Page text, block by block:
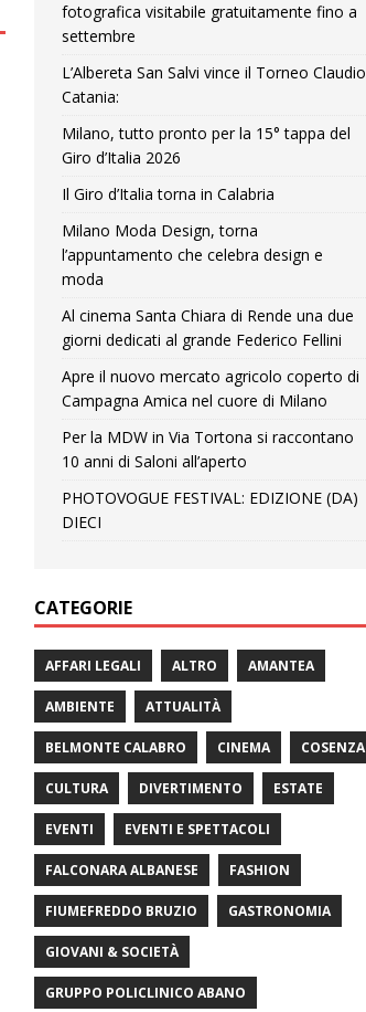
fotografica visitabile gratuitamente fino a
settembre
L’Albereta San Salvi vince il Torneo Claudio
Catania:
Milano, tutto pronto per la 15° tappa del
Giro d’Italia 2026
Il Giro d’Italia torna in Calabria
Milano Moda Design, torna
l’appuntamento che celebra design e
moda
Al cinema Santa Chiara di Rende una due
giorni dedicati al grande Federico Fellini
Apre il nuovo mercato agricolo coperto di
Campagna Amica nel cuore di Milano
Per la MDW in Via Tortona si raccontano
10 anni di Saloni all’aperto
PHOTOVOGUE FESTIVAL: EDIZIONE (DA)
DIECI
CATEGORIE
AFFARI LEGALI ALTRO AMANTEA
AMBIENTE ATTUALITÀ
BELMONTE CALABRO CINEMA COSENZA
CULTURA DIVERTIMENTO ESTATE
EVENTI EVENTI E SPETTACOLI
FALCONARA ALBANESE FASHION
FIUMEFREDDO BRUZIO GASTRONOMIA
GIOVANI & SOCIETÀ
GRUPPO POLICLINICO ABANO